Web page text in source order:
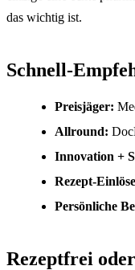
das wichtig ist.
Schnell-
Preisjäger:
Allround:
Innovation +
Rezept-
Persönliche
Rezeptfrei